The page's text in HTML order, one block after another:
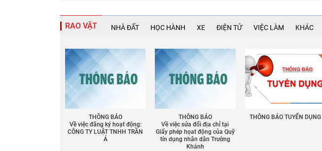
RAO VẶT NHÀ ĐẤT HỌC HÀNH XE ĐIỆN TỬ VIỆC LÀM KHÁC
THÔNG BÁO
Về việc đăng ký hoạt động:
CÔNG TY LUẬT TNHH TRẦN
Á
THÔNG BÁO
Về việc sửa đổi địa chỉ tại
Giấy phép họat động của Quỹ
tín dụng nhân dân Trường
Khánh
THÔNG BÁO TUYỂN DỤNG